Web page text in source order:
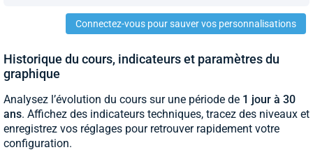
Connectez-vous pour sauver vos personnalisations
Historique du cours, indicateurs et paramètres du
graphique
Analysez l’évolution du cours sur une période de 1 jour à 30
ans. Affichez des indicateurs techniques, tracez des niveaux et
enregistrez vos réglages pour retrouver rapidement votre
configuration.